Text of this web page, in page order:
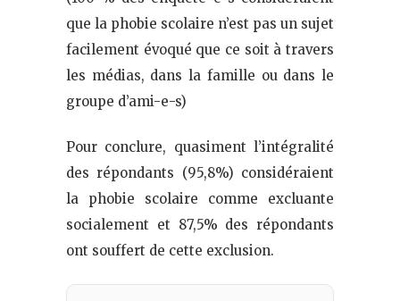
que la phobie scolaire n’est pas un sujet
facilement évoqué que ce soit à travers
les médias, dans la famille ou dans le
groupe d’ami-e-s)
Pour conclure, quasiment l’intégralité
des répondants (95,8%) considéraient
la phobie scolaire comme excluante
socialement et 87,5% des répondants
ont souffert de cette exclusion.